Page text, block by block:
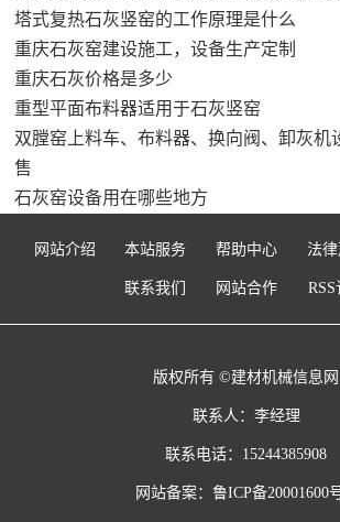
塔式复热石灰竖窑的工作原理是什么
重庆石灰窑建设施工，设备生产定制
重庆石灰价格是多少
重型平面布料器适用于石灰竖窑
双膛窑上料车、布料器、换向阀、卸灰机
售
石灰窑设备用在哪些地方
网站介绍 本站服务 帮助中心 法
联系我们 网站合作 RSS
版权所有 ©建材机械信息网
联系人：李经理
联系电话：15244385908
网站备案： 鲁ICP备20001600